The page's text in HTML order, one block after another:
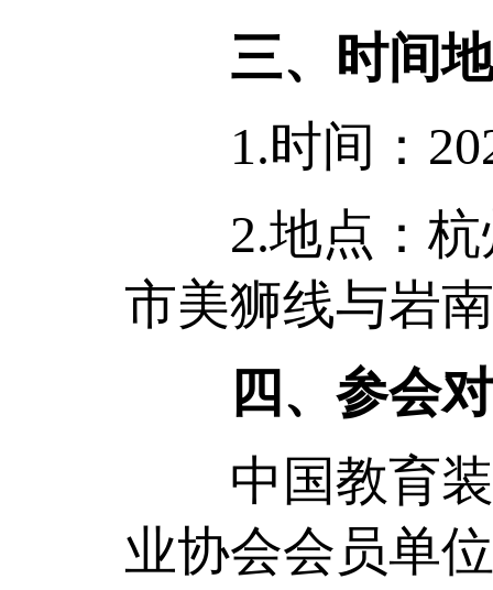
三、时间
1.时间：
2.地点：杭
市美狮线与岩
四、参会
中国教育装
业协会会员单